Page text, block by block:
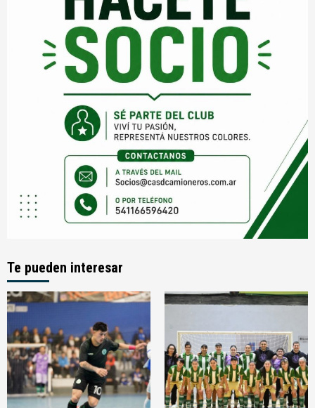
Te pueden interesar